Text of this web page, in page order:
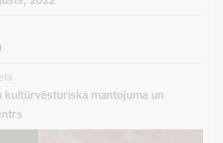
kultūrvēsturiskā mantojuma un